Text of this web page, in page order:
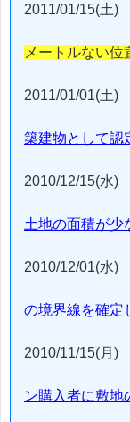
2011/01/15(土)
メートルない位
2011/01/01(土)
築建物として認
2010/12/15(水)
土地の面積が少
2010/12/01(水)
の境界線を確定
2010/11/15(月)
ン購入者に敷地